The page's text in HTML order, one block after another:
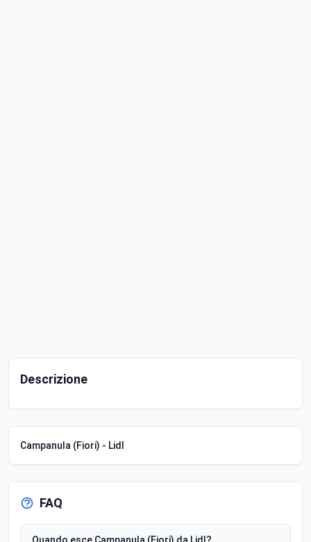
Descrizione
Campanula (Fiori) - Lidl
FAQ